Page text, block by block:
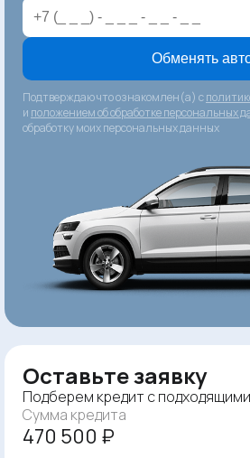
Обменять
Подтверждаю что ознакомлен(а) с
и положением об обработке персональных
обработку моих персональных данных
Оставьте заявку
Подберем кредит с
Сумма кредита
470 500 ₽